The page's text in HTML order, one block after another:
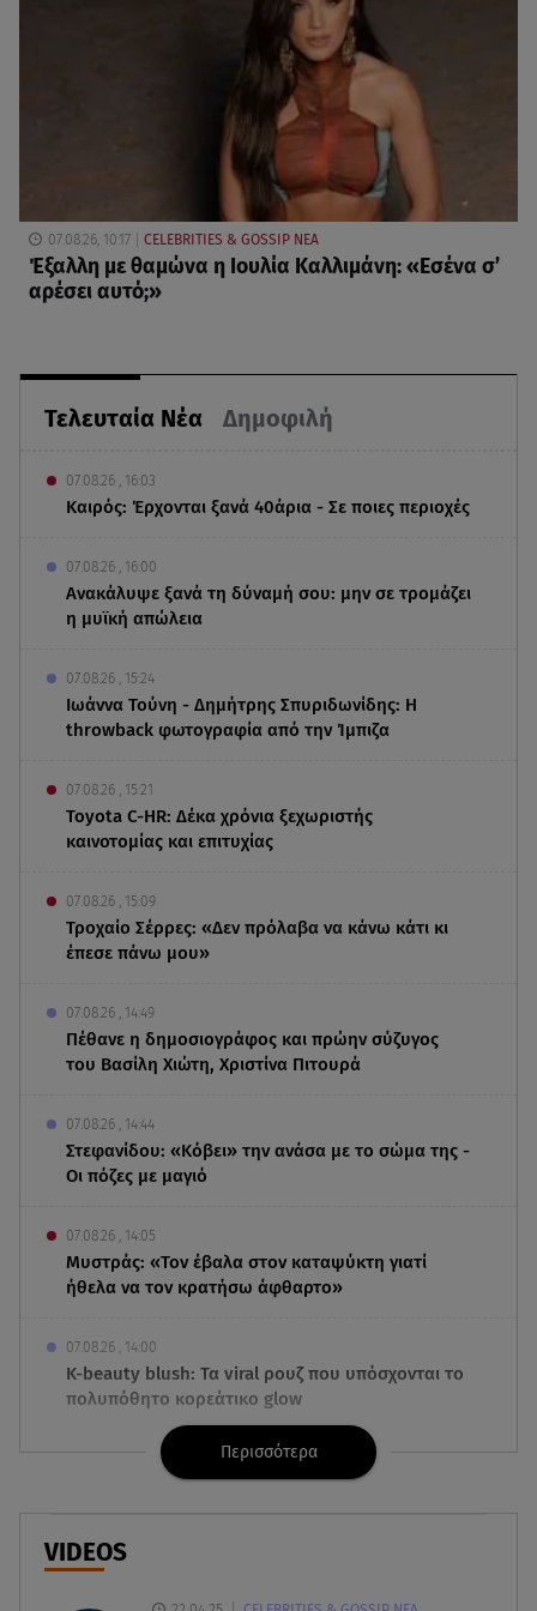
Τελευταία Νέα Δημοφιλή
07.08.26 , 16:03
Καιρός: Έρχονται ξανά 40άρια - Σε ποιες περιοχές
07.08.26 , 16:00
Ανακάλυψε ξανά τη δύναμή σου: μην σε τρομάζει
η μυϊκή απώλεια
07.08.26 , 15:24
Ιωάννα Τούνη - Δημήτρης Σπυριδωνίδης: Η
throwback φωτογραφία από την Ίμπιζα
07.08.26 , 15:21
Toyota C-HR: Δέκα χρόνια ξεχωριστής
καινοτομίας και επιτυχίας
07.08.26 , 15:09
Τροχαίο Σέρρες: «Δεν πρόλαβα να κάνω κάτι κι
έπεσε πάνω μου»
07.08.26 , 14:49
Πέθανε η δημοσιογράφος και πρώην σύζυγος
του Βασίλη Χιώτη, Χριστίνα Πιτουρά
07.08.26 , 14:44
Στεφανίδου: «Κόβει» την ανάσα με το σώμα της -
Οι πόζες με μαγιό
07.08.26 , 14:05
Μυστράς: «Τον έβαλα στον καταψύκτη γιατί
ήθελα να τον κρατήσω άφθαρτο»
07.08.26 , 14:00
K-beauty blush: Τα viral ρουζ που υπόσχονται το
πολυπόθητο κορεάτικο glow
07.08.26 , 13:42
Παραλίες: Πάνω από 1.500 έλεγχοι - Στη μάχη
drones και νέες τεχνολογίες
07.08.26 , 13:33
Καινούργιου:Πένθος για συνεργάτιδά της «Θα
Περισσότερα
VIDEOS
07.08.26, 10:17 CELEBRITIES & GOSSIP ΝΕΑ
Έξαλλη με θαμώνα η Ιουλία Καλλιμάνη: «Εσένα σ’
αρέσει αυτό;»